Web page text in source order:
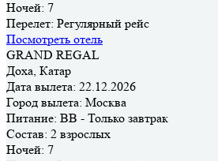
Ночей: 7
Перелет: Регулярный рейс
Посмотреть отель
GRAND REGAL
Доха, Катар
Дата вылета: 22.12.2026
Город вылета: Москва
Питание: BB - Только завтрак
Состав: 2 взрослых
Ночей: 7